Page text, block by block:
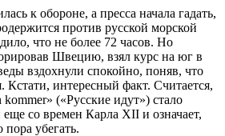
к обороне, а пресса начала гадать,
против русской морской
что не более 72 часов. Но
Швецию, взял курс на юг в
вздохнули спокойно, поняв, что
Кстати, интересный факт. Считается,
(«Русские идут») стало
со времен Карла XII и означает,
убегать.